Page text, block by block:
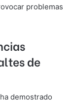
problemas
de
demostrado